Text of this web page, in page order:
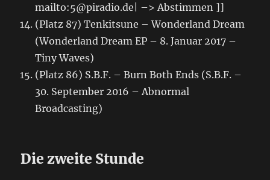
mailto:5@piradio.de| –> Abstimmen ]]
(Platz 87) Tenkitsune – Wonderland Dream
(Wonderland Dream EP – 8. Januar 2017 –
Tiny Waves)
(Platz 86) S.B.F. – Burn Both Ends (S.B.F. –
30. September 2016 – Abnormal
Broadcasting)
Die zweite Stunde